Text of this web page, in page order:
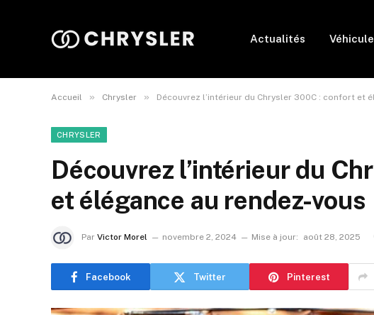
Actualités
Accueil » Chrysler » Découvrez l’intérieur du Chrysler 300C : confort et
CHRYSLER
Découvrez l’intérieur du
et élégance au rendez-vous
Par Victor Morel novembre 2, 2024 Mise à jour: août 28, 2025
Facebook Twitter Pinterest